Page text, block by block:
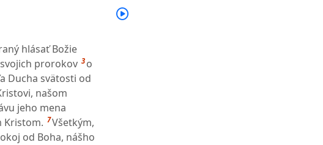
hlásať Božie
prorokov 3 o
Ducha svätosti od
našom
jeho mena
Kristom. 7Všetkým,
od Boha, nášho